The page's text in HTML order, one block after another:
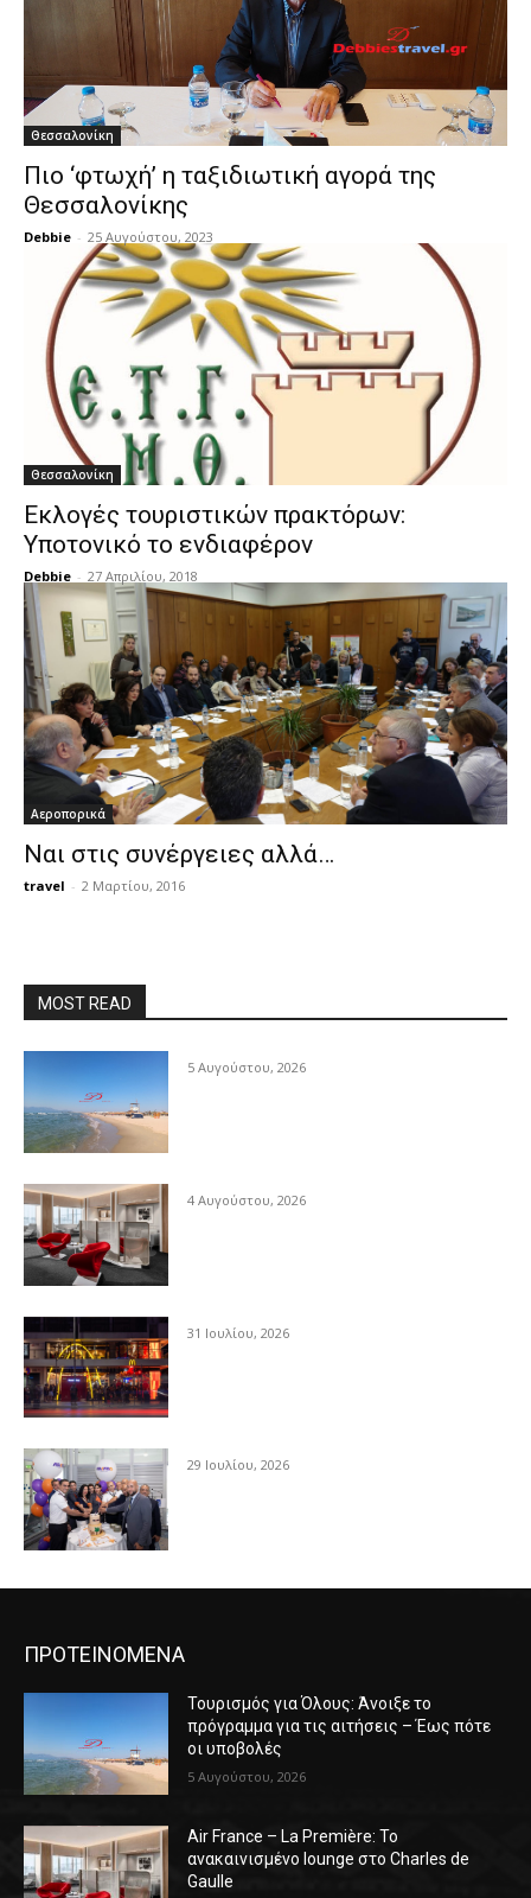
Θεσσαλονίκη
Πιο ‘φτωχή’ η ταξιδιωτική αγορά της
Θεσσαλονίκης
Debbie - 25 Αυγούστου, 2023
Θεσσαλονίκη
Εκλογές τουριστικών πρακτόρων:
Υποτονικό το ενδιαφέρον
Debbie - 27 Απριλίου, 2018
Αεροπορικά
Ναι στις συνέργειες αλλά…
travel - 2 Μαρτίου, 2016
MOST READ
5 Αυγούστου, 2026
4 Αυγούστου, 2026
31 Ιουλίου, 2026
29 Ιουλίου, 2026
ΠΡΟΤΕΙΝΟΜΕΝΑ
Τουρισμός για Όλους: Άνοιξε το
πρόγραμμα για τις αιτήσεις – Έως πότε
οι υποβολές
5 Αυγούστου, 2026
Air France – La Première: Το
ανακαινισμένο lounge στο Charles de
Gaulle